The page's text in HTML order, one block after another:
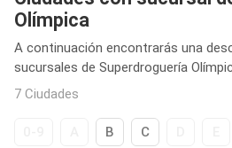
Olímpica
A continuación encontrarás una
sucursales de Superdroguería
7 Ciudades
B C